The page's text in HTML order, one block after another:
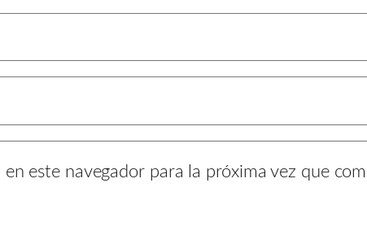
este navegador para la próxima vez que